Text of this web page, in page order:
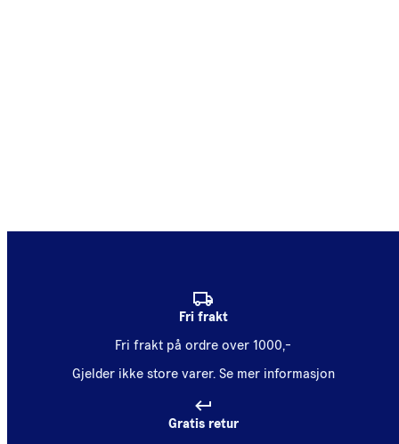
Fri frakt
Fri frakt på ordre over 1000,-
Gjelder ikke store varer. Se mer informasjon
Gratis retur